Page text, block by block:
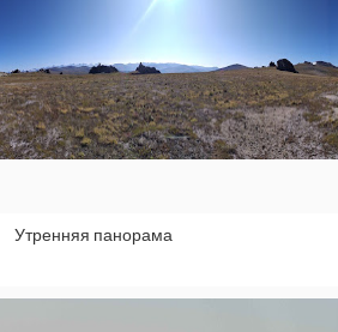
Утренняя панорама